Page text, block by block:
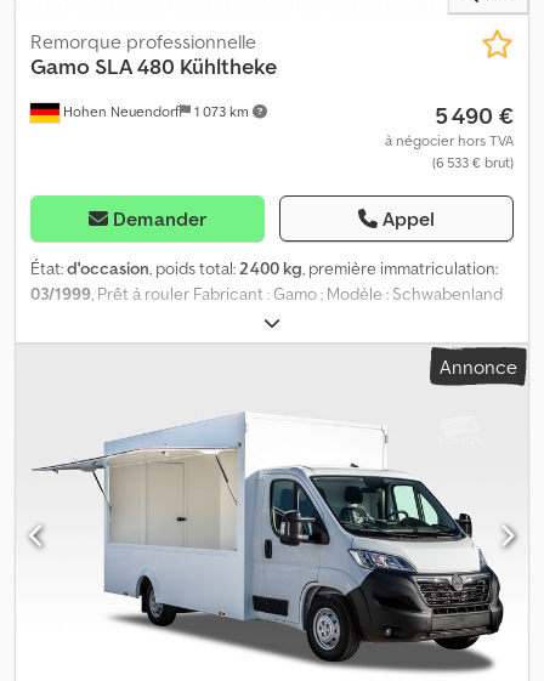
Hohen Neuendorf 1 073 km
Remorque professionnelle
Gamo SLA 480 Kühltheke
5 490 €
à négocier hors TVA
(6 533 € brut)
Demander Appel
État:d'occasion, poids total: 2 400 kg, première immatriculation:
03/1999 , Prêt à rouler Fabricant : Gamo ; Modèle : Schwabenland
Rustikal SLA 480, mise en circulation 02.03.1999 Dimensions de la
carrosserie : L/l/h env. 4,80 x 2,46 x 2,30 m, hauteur intérieure sous
plafond Carrosserie : Châssis abaissé avec PTAC de 2,4 t,
en polystyrène, carrosserie isotherme entièrement isolée,
revêtement de sol en PVC, 1 grande ouverture de vente côté
droit dans le sens de la marche, 1 volet de vente à l’avant et 1 volet
de vente à l’arrière, large porte avec serrure à l’arrière, timon
amovible Équipement intérieur : comptoir réfrigéré avec vitrage
relevable sur toute la longueur, tablette pour paiement et
éclairage du comptoir, profondeur d’exposition env. 65 cm, rails à
crochets sur la paroi arrière, installation électrique 220V,
climatisation, plan de travail mural à l’arrière, installation d’eau
chaude. Chsdsi Rg Ehjpfx Ac Tsa
Annonce